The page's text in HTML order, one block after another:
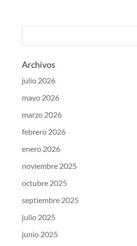
Archivos
julio 2026
mayo 2026
marzo 2026
febrero 2026
enero 2026
noviembre 2025
octubre 2025
septiembre 2025
julio 2025
junio 2025